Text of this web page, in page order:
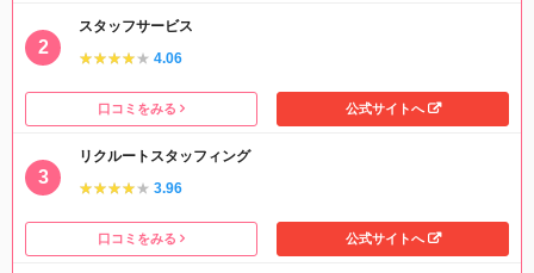
スタッフサービス
★★★★★
★★★★★ 4.06
口コミをみる 公式サイトへ
リクルートスタッフィング
★★★★★
★★★★★ 3.96
口コミをみる 公式サイトへ